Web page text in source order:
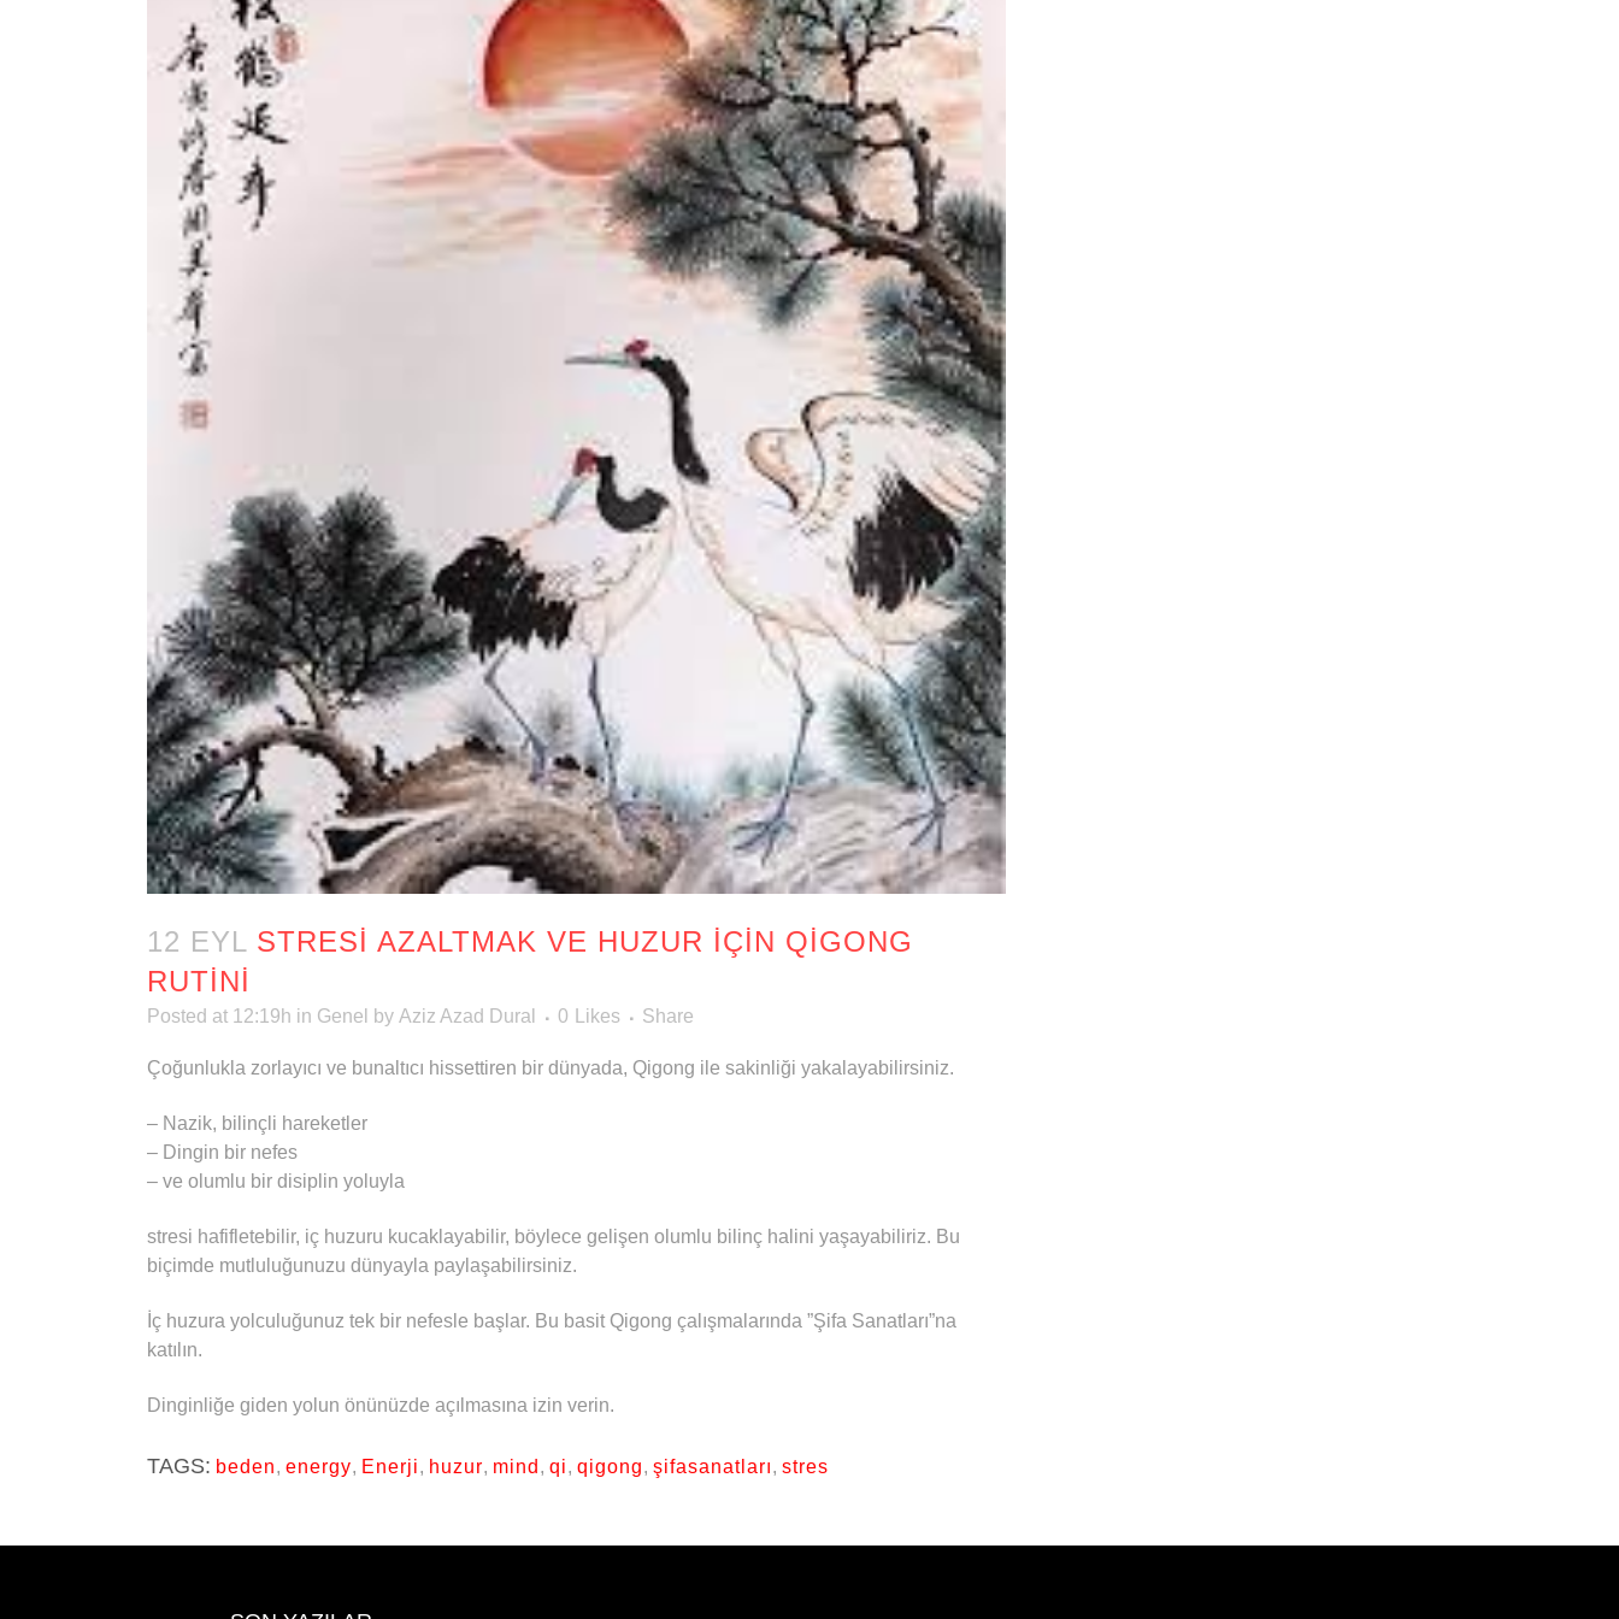
12 EYL STRESI AZALTMAK VE HUZUR İÇIN QIGONG
RUTINI
Posted at 12:19h in Genel by Aziz Azad Dural 0 Likes Share
Çoğunlukla zorlayıcı ve bunaltıcı hissettiren bir dünyada, Qigong ile sakinliği yakalayabilirsiniz.
– Nazik, bilinçli hareketler
– Dingin bir nefes
– ve olumlu bir disiplin yoluyla
stresi hafifletebilir, iç huzuru kucaklayabilir, böylece gelişen olumlu bilinç halini yaşayabiliriz. Bu
biçimde mutluluğunuzu dünyayla paylaşabilirsiniz.
İç huzura yolculuğunuz tek bir nefesle başlar. Bu basit Qigong çalışmalarında ”Şifa Sanatları”na
katılın.
Dinginliğe giden yolun önünüzde açılmasına izin verin.
TAGS: beden, energy, Enerji, huzur, mind , qi, qigong, şifasanatları, stres